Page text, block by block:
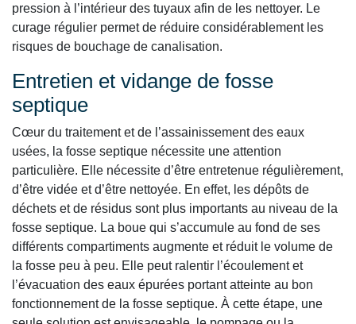
pression à l’intérieur des tuyaux afin de les nettoyer. Le
curage régulier permet de réduire considérablement les
risques de bouchage de canalisation.
Entretien et vidange de fosse
septique
Cœur du traitement et de l’assainissement des eaux
usées, la fosse septique nécessite une attention
particulière. Elle nécessite d’être entretenue régulièrement,
d’être vidée et d’être nettoyée. En effet, les dépôts de
déchets et de résidus sont plus importants au niveau de la
fosse septique. La boue qui s’accumule au fond de ses
différents compartiments augmente et réduit le volume de
la fosse peu à peu. Elle peut ralentir l’écoulement et
l’évacuation des eaux épurées portant atteinte au bon
fonctionnement de la fosse septique. À cette étape, une